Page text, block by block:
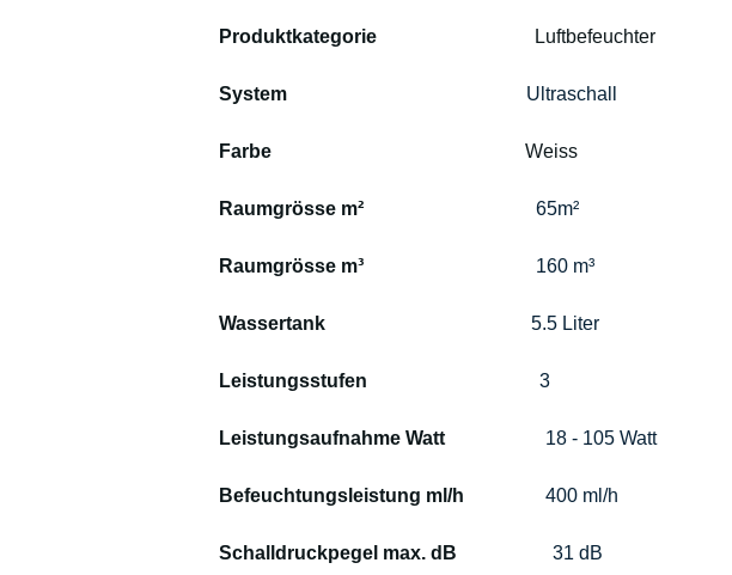
Produktkategorie Luftbefeuchter
System Ultraschall
Farbe Weiss
Raumgrösse m² 65m²
Raumgrösse m³ 160 m³
Wassertank 5.5 Liter
Leistungsstufen 3
Leistungsaufnahme Watt 18 - 105 Watt
Befeuchtungsleistung ml/h 400 ml/h
Schalldruckpegel max. dB 31 dB